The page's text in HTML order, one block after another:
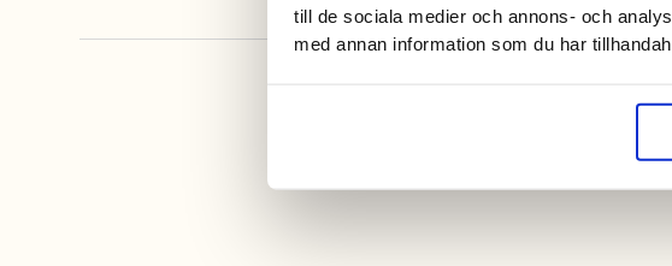
till de sociala medier och annons- och
med annan information som du har